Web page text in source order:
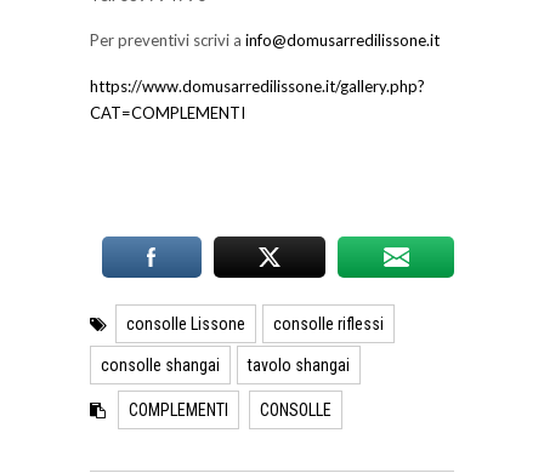
Per preventivi scrivi a info@domusarredilissone.it
https://www.domusarredilissone.it/gallery.php?
CAT=COMPLEMENTI
consolle Lissone consolle riflessi
consolle shangai tavolo shangai
COMPLEMENTI CONSOLLE